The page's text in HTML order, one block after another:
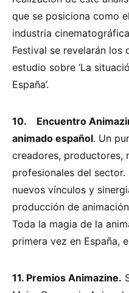
que se posiciona como
industria
Festival se revelarán los
estudio sobre ‘La
España’.
10. Encuentro
animado español. Un
creadores, productores,
profesionales del
nuevos vínculos y
producción de
Toda la magia de la
primera vez en España,
11. Premios Animazine.